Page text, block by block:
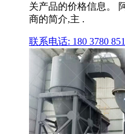
关产品的价格信息。
商的简介,主 .
联系电话: 180 3780